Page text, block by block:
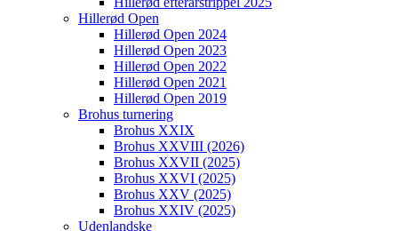
Hillerød Open
Hillerød Open 2024
Hillerød Open 2023
Hillerød Open 2022
Hillerød Open 2021
Hillerød Open 2019
Brohus turnering
Brohus XXIX
Brohus XXVIII (2026)
Brohus XXVII (2025)
Brohus XXVI (2025)
Brohus XXV (2025)
Brohus XXIV (2025)
Udenlandske